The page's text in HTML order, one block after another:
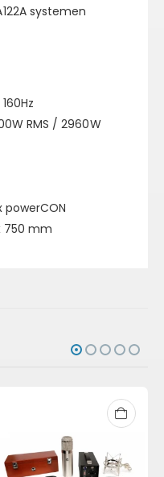
systemen
RMS / 2960W
powerCON
750 mm